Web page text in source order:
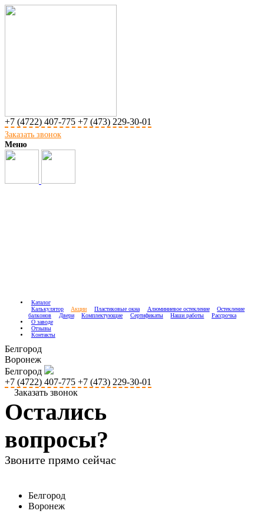
+7 (4722) 407-775 +7 (473) 229-30-01
Заказать звонок
Меню
Каталог
Калькулятор
Акции Пластиковые окна Алюминиевое остекление
Остекление
балконов
Двери Комплектующие Сертификаты Наши работы
Рассрочка
О заводе
Отзывы
Контакты
Белгород
Воронеж
Белгород
+7 (4722) 407-775 +7 (473) 229-30-01
Заказать звонок
Остались
вопросы?
Звоните прямо сейчас
Белгород
Воронеж